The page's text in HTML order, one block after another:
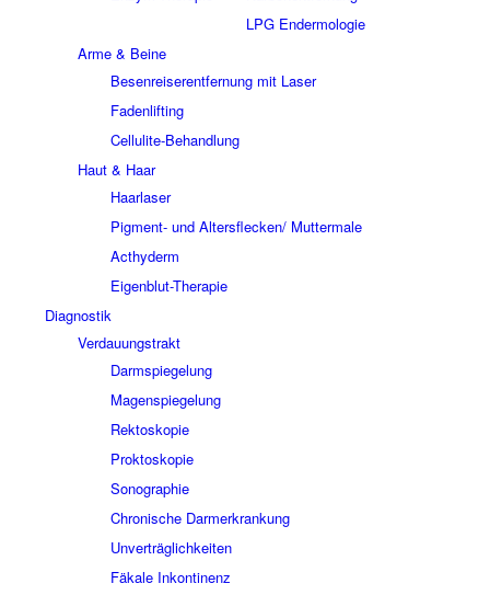
LPG Endermologie
Arme & Beine
Besenreiserentfernung mit Laser
Fadenlifting
Cellulite-Behandlung
Haut & Haar
Haarlaser
Pigment- und Altersflecken/ Muttermale
Acthyderm
Eigenblut-Therapie
Diagnostik
Verdauungstrakt
Darmspiegelung
Magenspiegelung
Rektoskopie
Proktoskopie
Sonographie
Chronische Darmerkrankung
Unverträglichkeiten
Fäkale Inkontinenz